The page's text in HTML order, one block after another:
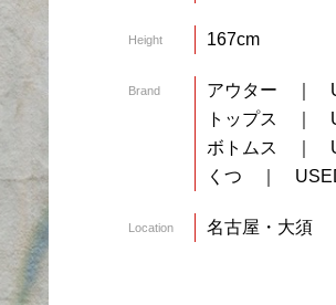
Height 167cm
Brand
アウター ｜
トップス ｜
ボトムス ｜
くつ ｜
Location 名古屋・大須